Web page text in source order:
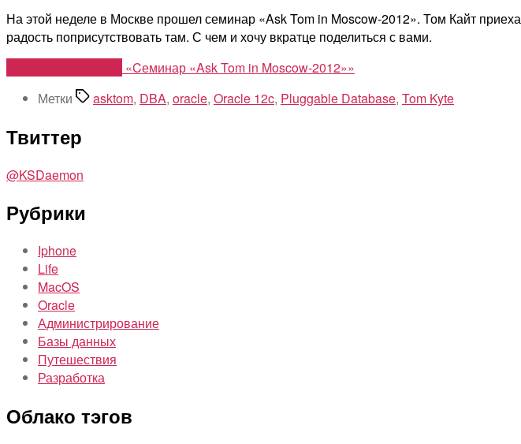
На этой неделе в Москве прошел семинар «Ask Tom in Moscow-2012». Том Кайт
радость поприсутствовать там. С чем и хочу вкратце поделиться с вами.
«Cеминар «Ask Tom in Moscow-2012»»
Метки
asktom, DBA, oracle, Oracle 12c, Pluggable Database, Tom Kyte
Твиттер
@KSDaemon
Рубрики
Iphone
Life
MacOS
Oracle
Администрирование
Базы данных
Путешествия
Разработка
Облако тэгов